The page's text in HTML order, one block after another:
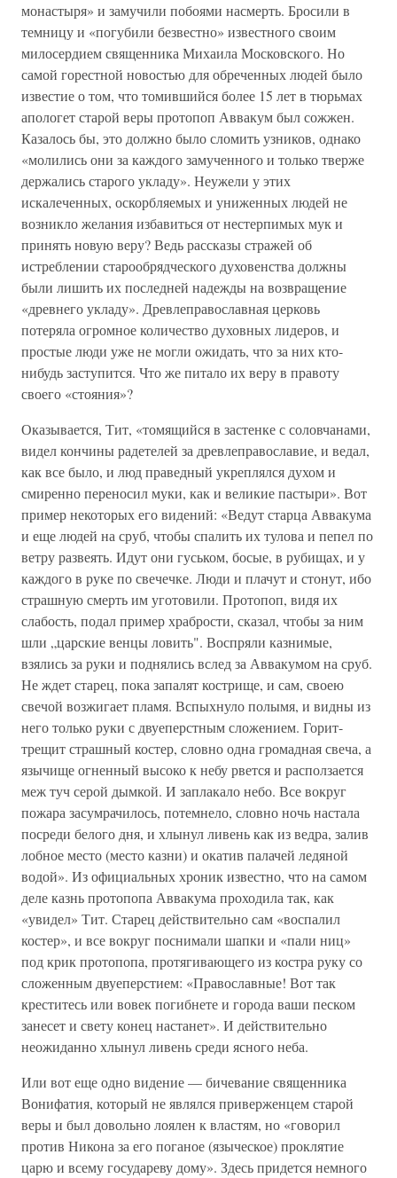
монастыря» и замучили побоями насмерть. Бросили в
темницу и «погубили безвестно» известного своим
милосердием священника Михаила Московского. Но
самой горестной новостью для обреченных людей было
известие о том, что томившийся более 15 лет в тюрьмах
апологет старой веры протопоп Аввакум был сожжен.
Казалось бы, это должно было сломить узников, однако
«молились они за каждого замученного и только тверже
держались старого укладу». Неужели у этих
искалеченных, оскорбляемых и униженных людей не
возникло желания избавиться от нестерпимых мук и
принять новую веру? Ведь рассказы стражей об
истреблении старообрядческого духовенства должны
были лишить их последней надежды на возвращение
«древнего укладу». Древлеправославная церковь
потеряла огромное количество духовных лидеров, и
простые люди уже не могли ожидать, что за них кто-
нибудь заступится. Что же питало их веру в правоту
своего «стояния»?
Оказывается, Тит, «томящийся в застенке с соловчанами,
видел кончины радетелей за древлеправославие, и ведал,
как все было, и люд праведный укреплялся духом и
смиренно переносил муки, как и великие пастыри». Вот
пример некоторых его видений: «Ведут старца Аввакума
и еще людей на сруб, чтобы спалить их тулова и пепел по
ветру развеять. Идут они гуськом, босые, в рубищах, и у
каждого в руке по свечечке. Люди и плачут и стонут, ибо
страшную смерть им уготовили. Протопоп, видя их
слабость, подал пример храбрости, сказал, чтобы за ним
шли „царские венцы ловить". Воспряли казнимые,
взялись за руки и поднялись вслед за Аввакумом на сруб.
Не ждет старец, пока запалят кострище, и сам, своею
свечой возжигает пламя. Вспыхнуло полымя, и видны из
него только руки с двуеперстным сложением. Горит-
трещит страшный костер, словно одна громадная свеча, а
язычище огненный высоко к небу рвется и расползается
меж туч серой дымкой. И заплакало небо. Все вокруг
пожара засумрачилось, потемнело, словно ночь настала
посреди белого дня, и хлынул ливень как из ведра, залив
лобное место (место казни) и окатив палачей ледяной
водой». Из официальных хроник известно, что на самом
деле казнь протопопа Аввакума проходила так, как
«увидел» Тит. Старец действительно сам «воспалил
костер», и все вокруг поснимали шапки и «пали ниц»
под крик протопопа, протягивающего из костра руку со
сложенным двуеперстием: «Православные! Вот так
креститесь или вовек погибнете и города ваши песком
занесет и свету конец настанет». И действительно
неожиданно хлынул ливень среди ясного неба.
Или вот еще одно видение — бичевание священника
Вонифатия, который не являлся приверженцем старой
веры и был довольно лоялен к властям, но «говорил
против Никона за его поганое (языческое) проклятие
царю и всему государеву дому». Здесь придется немного